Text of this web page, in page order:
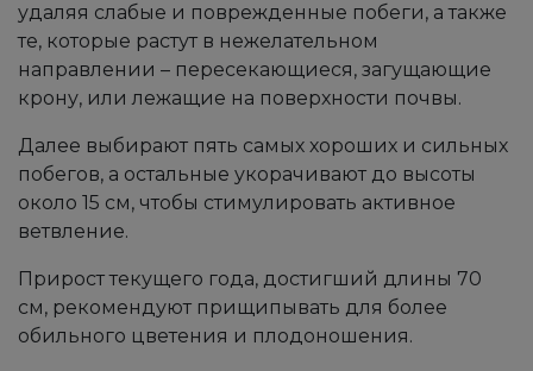
удаляя слабые и поврежденные побеги, а также
те, которые растут в нежелательном
направлении – пересекающиеся, загущающие
крону, или лежащие на поверхности почвы.
Далее выбирают пять самых хороших и сильных
побегов, а остальные укорачивают до высоты
около 15 см, чтобы стимулировать активное
ветвление.
Прирост текущего года, достигший длины 70
см, рекомендуют прищипывать для более
обильного цветения и плодоношения.